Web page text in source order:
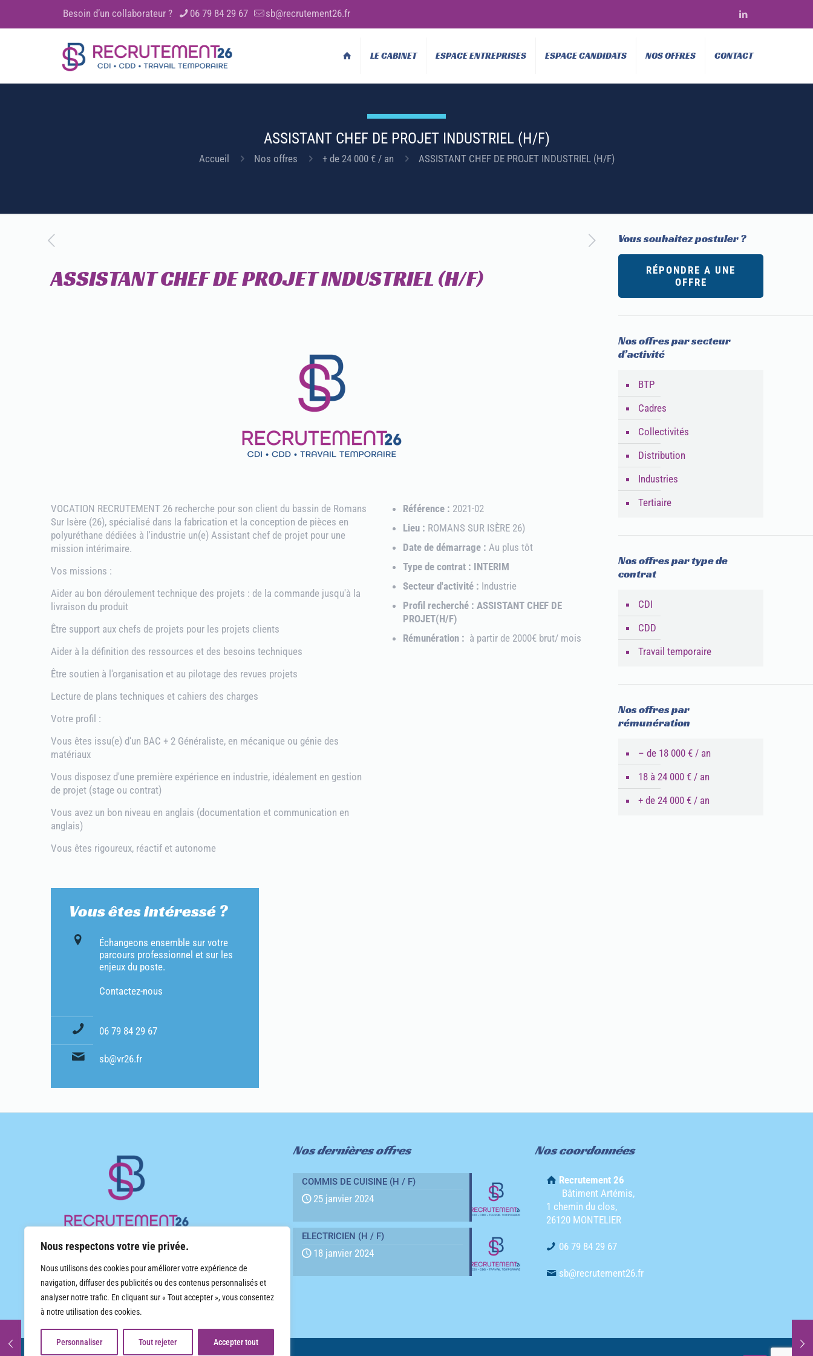
Nous respectons votre vie privée.
Nous utilisons des cookies pour améliorer votre expérience de
navigation, diffuser des publicités ou des contenus personnalisés et
analyser notre trafic. En cliquant sur « Tout accepter », vous consentez
à notre utilisation des cookies.
Personnaliser Tout rejeter Accepter tout
Besoin d’un collaborateur ? 06 79 84 29 67 sb@recrutement26.fr
LE CABINET ESPACE ENTREPRISES ESPACE CANDIDATS NOS OFFRES CONTACT
ASSISTANT CHEF DE PROJET INDUSTRIEL (H/F)
Accueil Nos offres + de 24 000 € / an ASSISTANT CHEF DE PROJET INDUSTRIEL (H/F)
ASSISTANT CHEF DE PROJET INDUSTRIEL (H/F)
VOCATION RECRUTEMENT 26 recherche pour son client du bassin de Romans
Sur Isère (26), spécialisé dans la fabrication et la conception de pièces en
polyuréthane dédiées à l'industrie un(e) Assistant chef de projet pour une
mission intérimaire.
Vos missions :
Aider au bon déroulement technique des projets : de la commande jusqu'à la
livraison du produit
Être support aux chefs de projets pour les projets clients
Aider à la définition des ressources et des besoins techniques
Être soutien à l'organisation et au pilotage des revues projets
Lecture de plans techniques et cahiers des charges
Votre profil :
Vous êtes issu(e) d'un BAC + 2 Généraliste, en mécanique ou génie des
matériaux
Vous disposez d'une première expérience en industrie, idéalement en gestion
de projet (stage ou contrat)
Vous avez un bon niveau en anglais (documentation et communication en
anglais)
Vous êtes rigoureux, réactif et autonome
Référence : 2021-02
Lieu : ROMANS SUR ISÈRE 26)
Date de démarrage : Au plus tôt
Type de contrat : INTERIM
Secteur d'activité : Industrie
Profil recherché : ASSISTANT CHEF DE
PROJET(H/F)
Rémunération : à partir de 2000€ brut/ mois
Vous êtes intéressé ?
Échangeons ensemble sur votre
parcours professionnel et sur les
enjeux du poste.
Contactez-nous
06 79 84 29 67
sb@vr26.fr
Vous souhaitez postuler ?
RÉPONDRE A UNE
OFFRE
Nos offres par secteur
d’activité
BTP
Cadres
Collectivités
Distribution
Industries
Tertiaire
Nos offres par type de
contrat
CDI
CDD
Travail temporaire
Nos offres par
rémunération
– de 18 000 € / an
18 à 24 000 € / an
+ de 24 000 € / an
en Rhône-Alpes, spécialisé dans le recrutement et le
travail temporaire, tout secteur d’activité. Contrats CDI
et CDD, travail temporaire.
Nos dernières offres
COMMIS DE CUISINE (H / F)
25 janvier 2024
ELECTRICIEN (H / F)
18 janvier 2024
Nos coordonnées
Recrutement 26
Bâtiment Artémis,
1 chemin du clos,
26120 MONTELIER
06 79 84 29 67
sb@recrutement26.fr